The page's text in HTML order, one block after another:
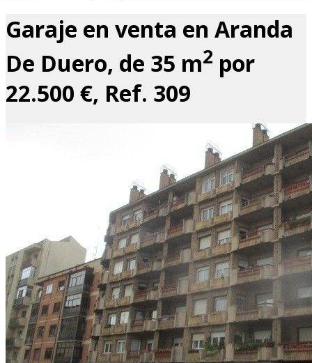
Garaje en venta en Aranda
De Duero, de 35 m2 por
22.500 €, Ref. 309